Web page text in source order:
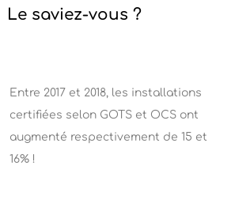
Le saviez-vous ?
Entre 2017 et 2018, les installations
certifiées selon GOTS et OCS ont
augmenté respectivement de 15 et
16% !